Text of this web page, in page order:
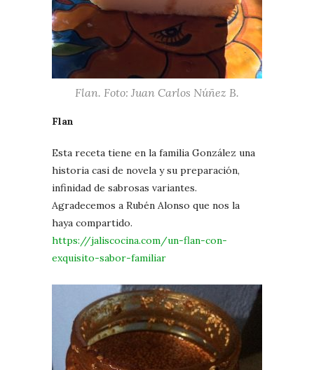
Flan. Foto: Juan Carlos Núñez B.
Flan
Esta receta tiene en la familia González una
historia casi de novela y su preparación,
infinidad de sabrosas variantes.
Agradecemos a Rubén Alonso que nos la
haya compartido.
https://jaliscocina.com/un-flan-con-
exquisito-sabor-familiar